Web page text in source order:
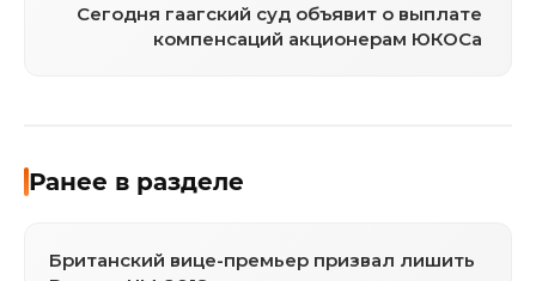
Сегодня гаагский суд объявит о выплате
компенсаций акционерам ЮКОСа
Ранее в разделе
Британский вице-премьер призвал лишить